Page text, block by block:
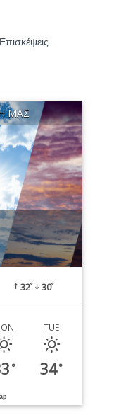
, Επισκέψεις
ΜΑΣ
32° 30°
°
TUE
34°